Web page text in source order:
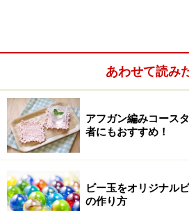
洗濯ばさみに色を塗って
手軽に、自宅であるもので楽しむ場
スカなどで
木製の洗濯バサミに色を塗って、
アクリル絵の具や木工用の塗料だ
色も剥がれにくいです。なければ
あわせて読み
アフガン編みコース
者にもおすすめ！
ビー玉をオリジナル
の作り方